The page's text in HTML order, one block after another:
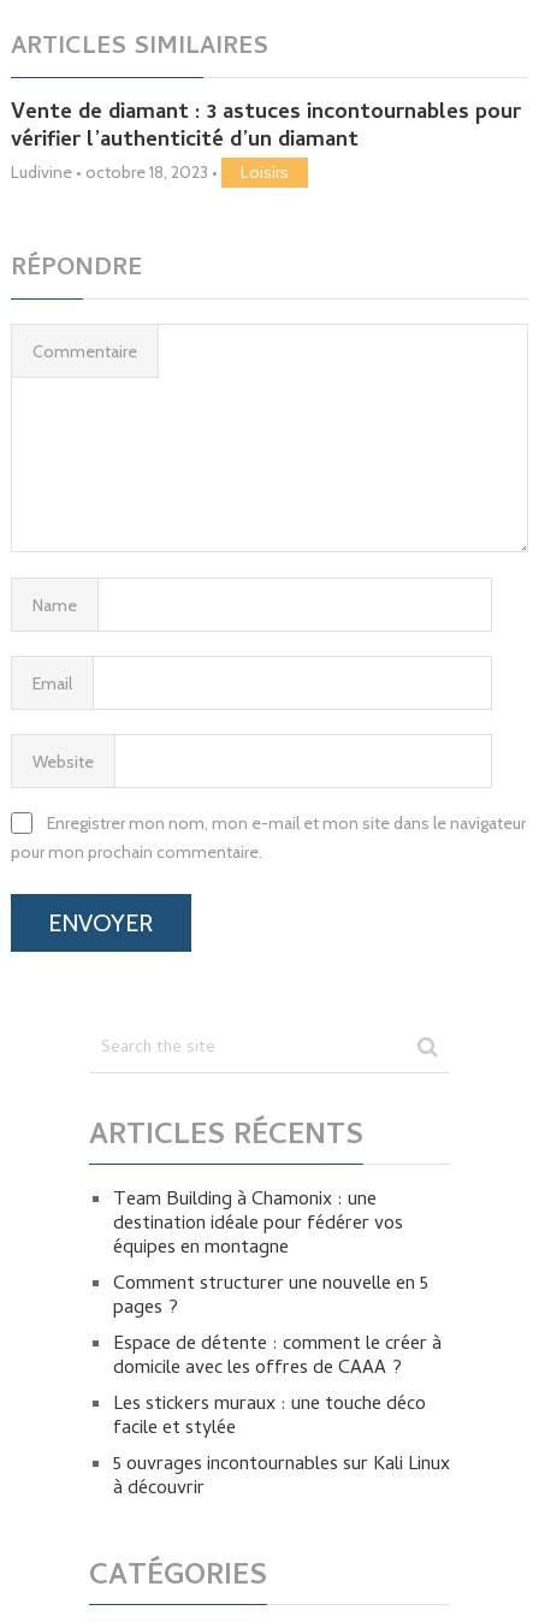
ARTICLES SIMILAIRES
Vente de diamant : 3 astuces incontournables pour
vérifier l’authenticité d’un diamant
Ludivine • octobre 18, 2023 • Loisirs
RÉPONDRE
Commentaire
Name
Email
Website
Enregistrer mon nom, mon e-mail et mon site dans le navigateur
pour mon prochain commentaire.
ARTICLES RÉCENTS
Team Building à Chamonix : une
destination idéale pour fédérer vos
équipes en montagne
Comment structurer une nouvelle en 5
pages ?
Espace de détente : comment le créer à
domicile avec les offres de CAAA ?
Les stickers muraux : une touche déco
facile et stylée
5 ouvrages incontournables sur Kali Linux
à découvrir
CATÉGORIES